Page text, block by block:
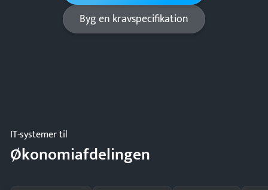
Byg en kravspecifikation
IT-systemer til
Økonomiafdelingen